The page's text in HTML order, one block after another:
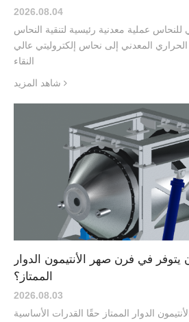
2026.08.04
للنحاس عملية معدنية رئيسية لتنقية النحاس
الحراري المعدني إلى نحاس إلكتروليتي عالي
النقاء
في فرن صهر الأنتيمون الدوار
الممتاز؟
2026.08.03
الدوار الممتاز حقًا القدرات الأساسية